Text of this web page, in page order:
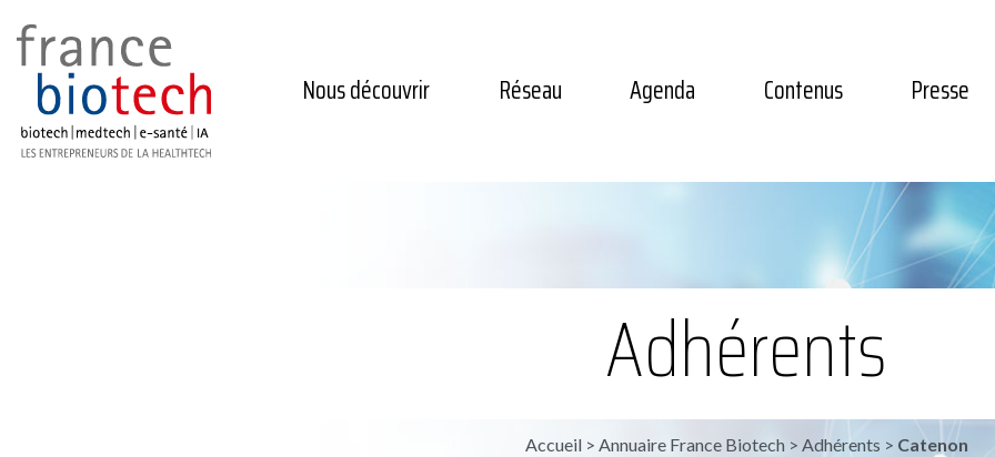
Nous découvrir Réseau Agenda Contenus Presse
Adhérents
Accueil> Annuaire France Biotech > Adhérents > Catenon